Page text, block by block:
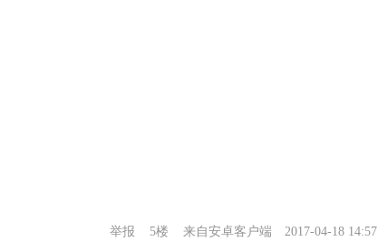
举报 5楼 来自安卓客户端 2017-04-18 14:57